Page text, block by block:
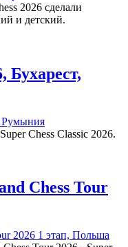
2026 сделали
и детский.
Бухарест,
Chess Classic 2026.
Chess Tour